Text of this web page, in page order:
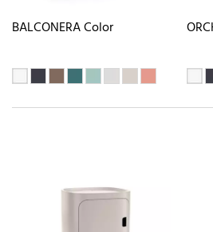
BALCONERA Color